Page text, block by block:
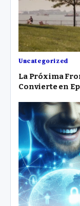
Uncategorized
La Próxima
Convierte en